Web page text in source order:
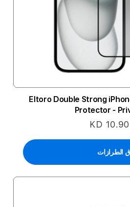
Eltoro Double Strong
Protector -
KD 10.90
الطرازات